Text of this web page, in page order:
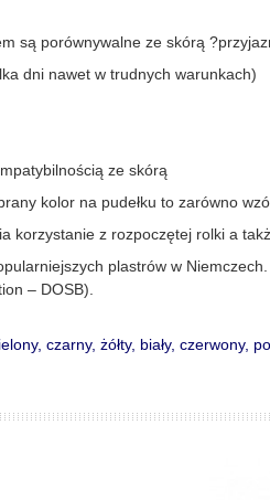
są porównywalne ze skórą
dni nawet w trudnych warunkach)
ze skórą
kolor na pudełku to zarówno
korzystanie z rozpoczętej rolki a
plastrów w
– DOSB).
czarny, żółty, biały, czerwony,